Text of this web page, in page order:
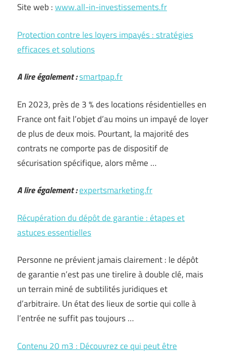
Site web :www.all-in-investissements.fr
Protection contre les loyers impayés : stratégies
efficaces et solutions
A lire également :smartpap.fr
En 2023, près de 3 % des locations résidentielles en
France ont fait l’objet d’au moins un impayé de loyer
de plus de deux mois. Pourtant, la majorité des
contrats ne comporte pas de dispositif de
sécurisation spécifique, alors même …
A lire également :expertsmarketing.fr
Récupération du dépôt de garantie : étapes et
astuces essentielles
Personne ne prévient jamais clairement : le dépôt
de garantie n’est pas une tirelire à double clé, mais
un terrain miné de subtilités juridiques et
d’arbitraire. Un état des lieux de sortie qui colle à
l’entrée ne suffit pas toujours …
Contenu 20 m3 : Découvrez ce qui peut être